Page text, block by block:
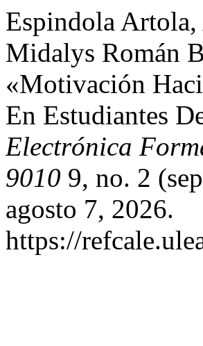
Espindola
Midalys Román
«Motivación
En Estudiantes
Electrónica
9010 9, no. 2
agosto 7, 2026.
https://